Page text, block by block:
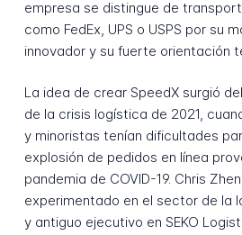
empresa se distingue de
como FedEx, UPS o USPS por su
innovador y su fuerte orientación
La idea de crear SpeedX surgió
de la crisis logística de 2021,
y minoristas tenían dificultades
explosión de pedidos en línea
pandemia de COVID-19. Chris
experimentado en el sector de la
y antiguo ejecutivo en SEKO